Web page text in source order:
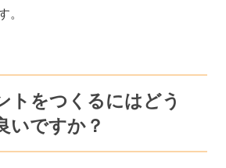
。
トをつくるにはどう
いですか？